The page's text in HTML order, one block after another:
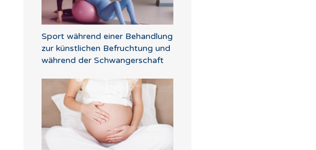
Sport während einer Behandlung
zur künstlichen Befruchtung und
während der Schwangerschaft